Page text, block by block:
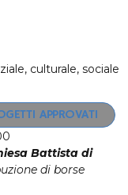
culturale, sociale
APPROVATI
Battista di
di borse